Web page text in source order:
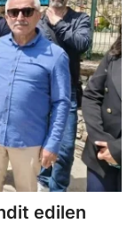
edilen